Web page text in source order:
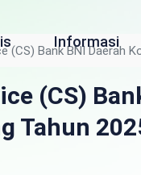
Informasi
(CS) Bank BNI Daerah
(CS)
Tahun